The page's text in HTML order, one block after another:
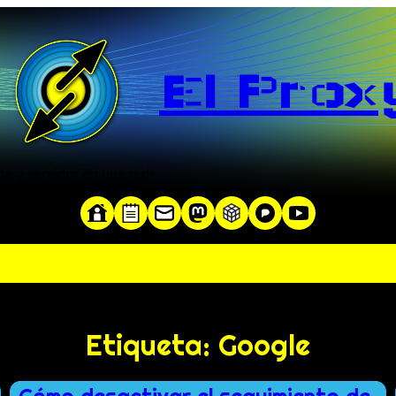
El
Etiqueta: Google